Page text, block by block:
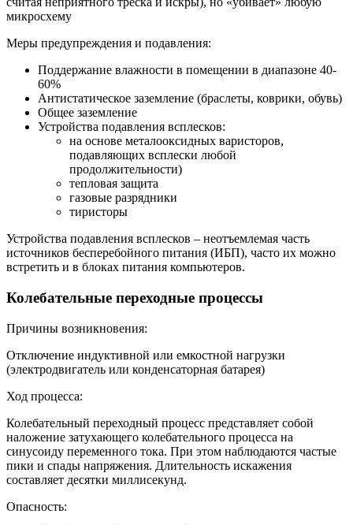
микросхему
Меры предупреждения и подавления:
Поддержание влажности в помещении в диапазоне 40-
60%
Антистатическое заземление (браслеты, коврики, обувь)
Общее заземление
Устройства подавления всплесков:
на основе металооксидных варисторов,
подавляющих всплески любой
продолжительности)
тепловая защита
газовые разрядники
тиристоры
Устройства подавления всплесков – неотъемлемая часть
источников бесперебойного питания (ИБП), часто их можно
встретить и в блоках питания компьютеров.
Колебательные переходные процессы
Причины возникновения:
Отключение индуктивной или емкостной нагрузки
(электродвигатель или конденсаторная батарея)
Ход процесса:
Колебательный переходный процесс представляет собой
наложение затухающего колебательного процесса на
синусоиду переменного тока. При этом наблюдаются частые
пики и спады напряжения. Длительность искажения
составляет десятки миллисекунд.
Опасность: